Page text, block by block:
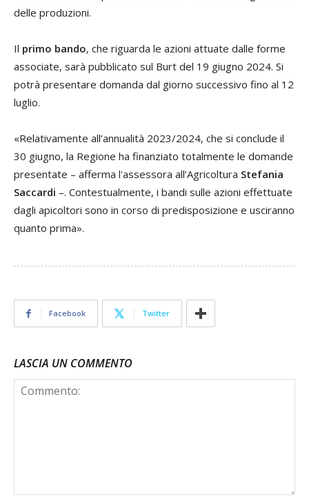
delle produzioni.
Il primo bando, che riguarda le azioni attuate dalle forme
associate, sarà pubblicato sul Burt del 19 giugno 2024. Si
potrà presentare domanda dal giorno successivo fino al 12
luglio.
«Relativamente all’annualità 2023/2024, che si conclude il
30 giugno, la Regione ha finanziato totalmente le domande
presentate – afferma l'assessora all’Agricoltura Stefania
Saccardi –. Contestualmente, i bandi sulle azioni effettuate
dagli apicoltori sono in corso di predisposizione e usciranno
quanto prima».
Facebook Twitter
LASCIA UN COMMENTO